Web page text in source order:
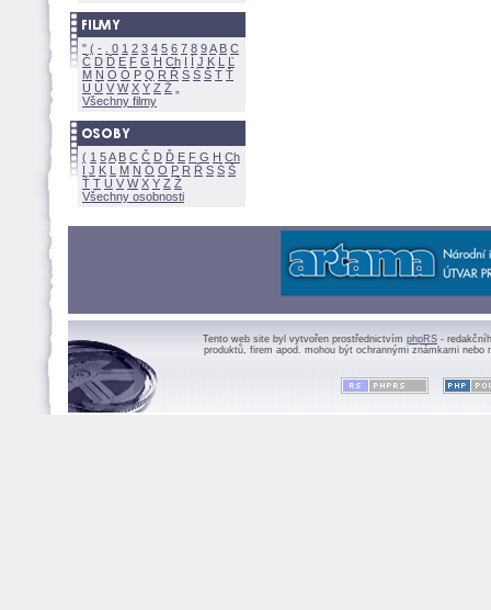
" ( - 0 1 2 3 4 5 6 7 8 9A B C
Č D Ď E F G H Ch I Í J K L
Ľ
M N O Ó P Q R Ř S Ś T Ť
U Ú V W X Y Z
Všechny filmy
( 1 5A B C Č D Ď E F G H Ch
I J K L M N Ó O P R Ř S Ś
Ť T U V W X Y Z
Všechny osobnosti
Tento web site byl vytvořen prostřednictvím phpRS -
produktů, firem apod. mohou být ochrannými známkami